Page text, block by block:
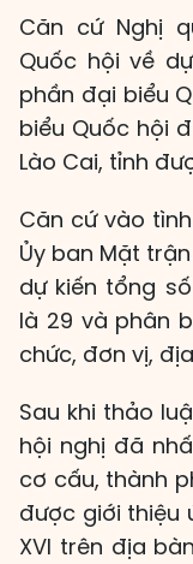
Căn cứ Nghị
Quốc hội về
phần đại biểu
biểu Quốc hội
Lào Cai, tỉnh
Căn cứ vào
Ủy ban Mặt
dự kiến tổng
là 29 và phân
chức, đơn vị,
Sau khi thảo
hội nghị đã
cơ cấu, thành
được giới thiệu
XVI trên địa